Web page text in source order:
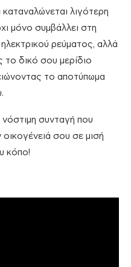
λιγότερη
μόνο συμβάλλει στη
ρεύματος, αλλά
το δικό σου μερίδιο
το αποτύπωμα
συνταγή που
οικογένειά σου σε μισή
κόπο!